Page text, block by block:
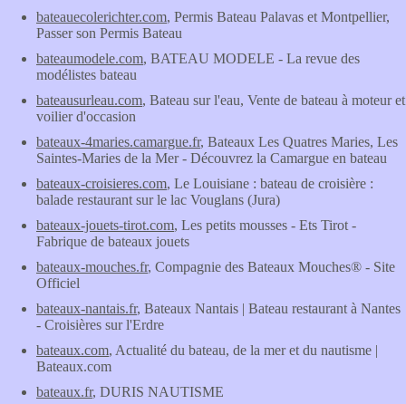
bateauecolerichter.com, Permis Bateau Palavas et Montpellier,
Passer son Permis Bateau
bateaumodele.com, BATEAU MODELE - La revue des
modélistes bateau
bateausurleau.com, Bateau sur l'eau, Vente de bateau à moteur et
voilier d'occasion
bateaux-4maries.camargue.fr, Bateaux Les Quatres Maries, Les
Saintes-Maries de la Mer - Découvrez la Camargue en bateau
bateaux-croisieres.com, Le Louisiane : bateau de croisière :
balade restaurant sur le lac Vouglans (Jura)
bateaux-jouets-tirot.com, Les petits mousses - Ets Tirot -
Fabrique de bateaux jouets
bateaux-mouches.fr, Compagnie des Bateaux Mouches® - Site
Officiel
bateaux-nantais.fr, Bateaux Nantais | Bateau restaurant à Nantes
- Croisières sur l'Erdre
bateaux.com, Actualité du bateau, de la mer et du nautisme |
Bateaux.com
bateaux.fr, DURIS NAUTISME